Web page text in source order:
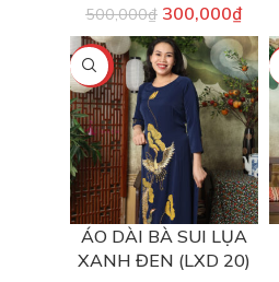
500,000₫ 300,000₫
-25%
ÁO DÀI BÀ SUI LỤA
XANH ĐEN (LXD 20)